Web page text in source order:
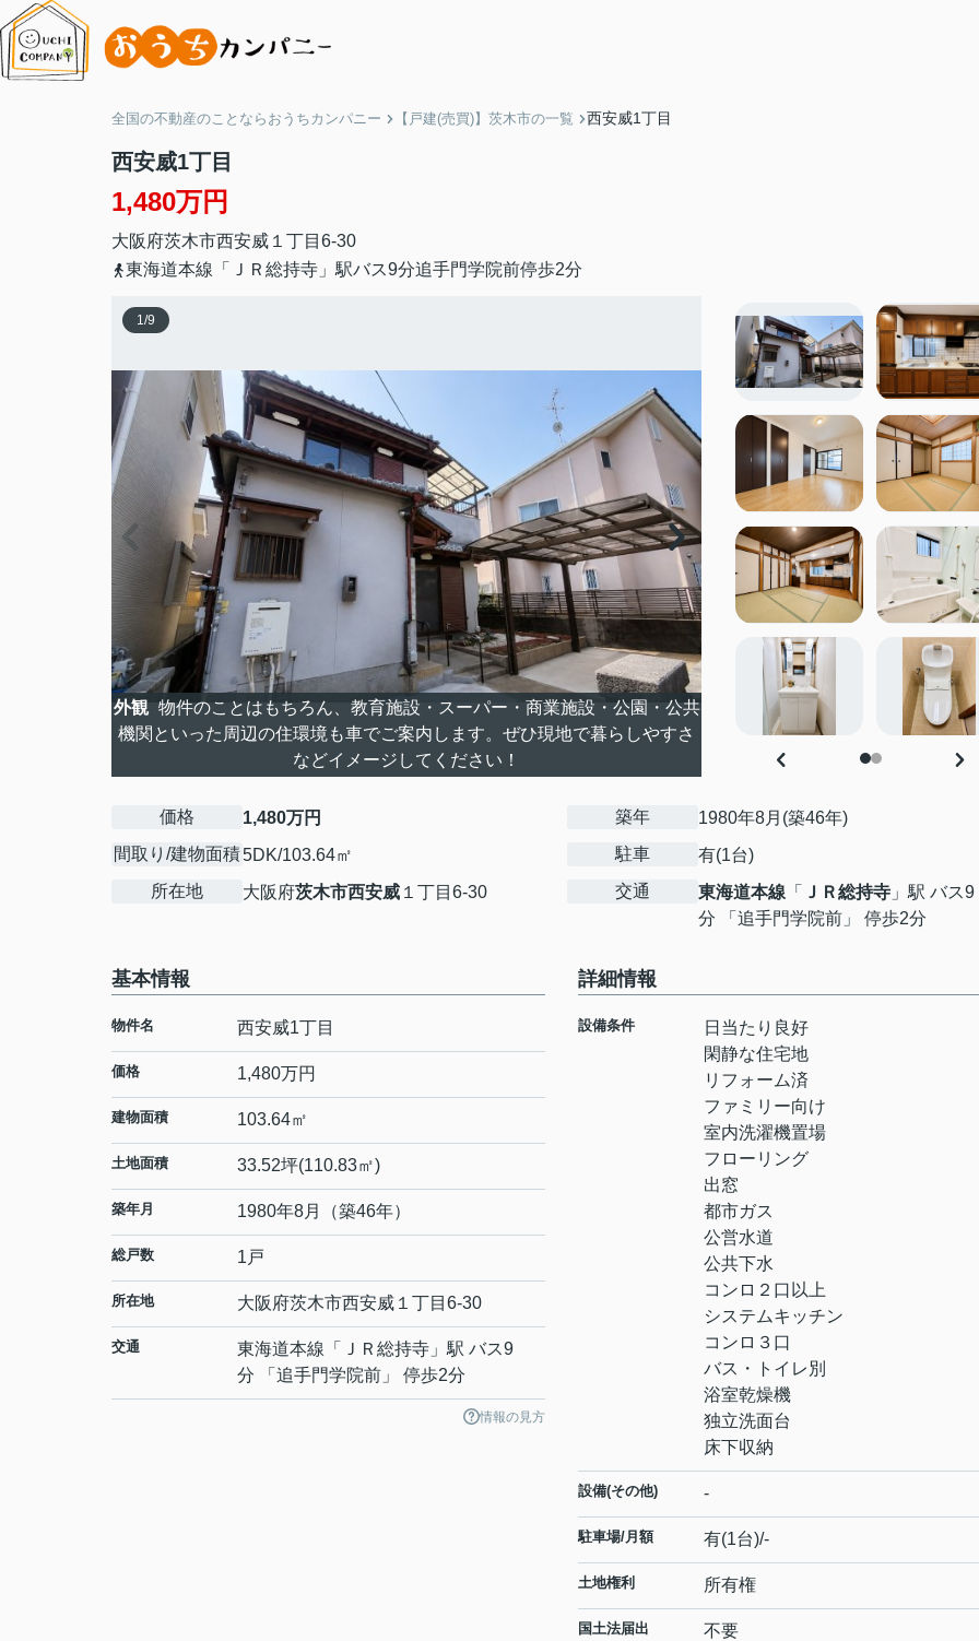
全国の不動産のことならおうちカンパニー 【戸建(売買)】茨木市の一覧 西安威1丁目
西安威1丁目
1,480万円
大阪府茨木市西安威 １丁目6-30
東海道本線「ＪＲ総持寺」駅バス9分追手門学院前停歩2分
1/9
外観 物件のことはもちろん、教育施設・スーパー・商業施設・公園・公共
機関といった周辺の住環境も車でご案内します。ぜひ現地で暮らしやすさ
などイメージしてください！
価格
1,480万円
間取り/建物面積5DK/103.64㎡
所在地
大阪府茨木市西安威 １丁目6-30
築年
1980年8月(築46年)
駐車
有(1台)
交通
東海道本線 「 ＪＲ総持寺 」駅 バス9
分 「追手門学院前」 停歩2分
基本情報
物件名 西安威1丁目
価格 1,480万円
建物面積 103.64㎡
土地面積 33.52坪(110.83㎡)
築年月 1980年8月（築46年）
総戸数 1戸
所在地 大阪府茨木市西安威 １丁目6-30
交通 東海道本線 「 ＪＲ総持寺 」駅 バス9
分 「追手門学院前」 停歩2分
情報の見方
詳細情報
設備条件
日当たり良好
閑静な住宅地
リフォーム済
ファミリー向け
室内洗濯機置場
フローリング
出窓
都市ガス
公営水道
公共下水
コンロ２口以上
システムキッチン
コンロ３口
バス・トイレ別
浴室乾燥機
独立洗面台
床下収納
設備(その他) -
駐車場/月額 有(1台)/-
土地権利 所有権
国土法届出 不要